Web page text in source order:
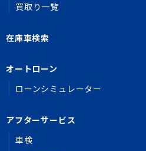
買取り一覧
在庫車検索
オートローン
ローンシミュレーター
アフターサービス
車検